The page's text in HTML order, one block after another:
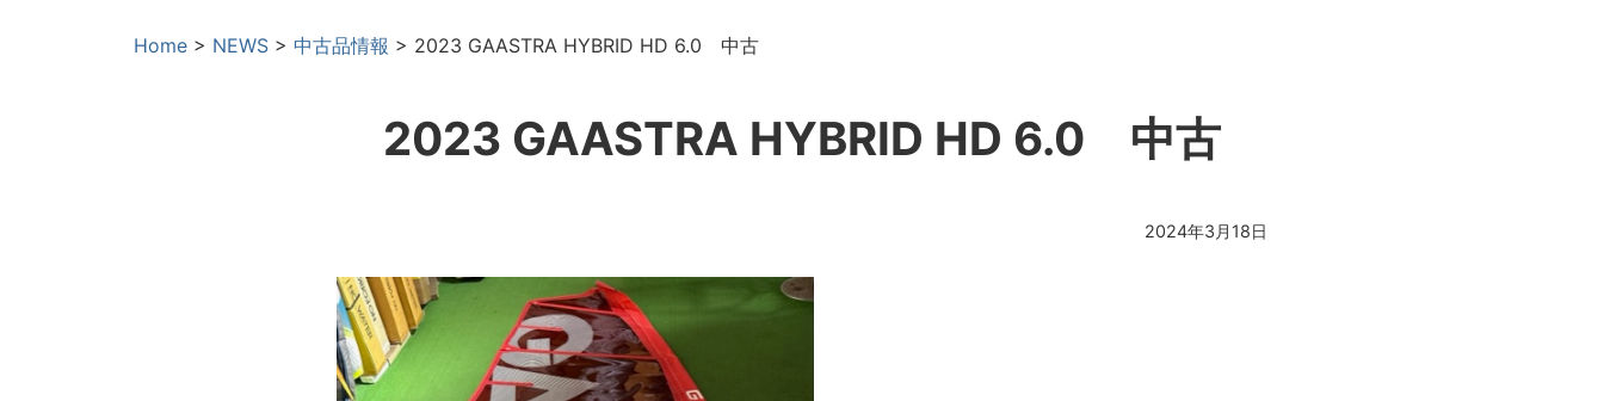
Home > NEWS > 中古品情報 > 2023 GAASTRA HYBRID HD 6.0 中古
2023 GAASTRA HYBRID HD 6.0 中古
2024年3月18日